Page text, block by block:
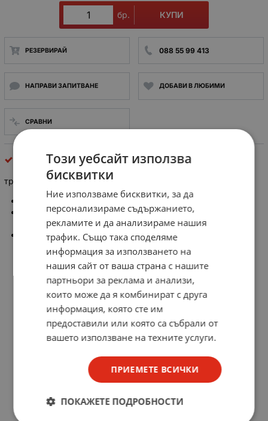
бр. КУПИ
РЕЗЕРВИРАЙ 088 55 99 413
НАПРАВИ ЗАПИТВАНЕ ДОБАВИ В ЛЮБИМИ
СРАВНИ
други трансформатори
трансформатор MAJESTIC U1:2x110V, U2 1X120V VA250
производител MAJESTIC TRANSFORMER CO
Първично напрежение: 11OV AC 120V AC 50Hz 60Hz
VA250
Вторично напрежение 1: 26.5v 9.5A
Този уебсайт използва
бисквитки
Ние използваме бисквитки, за да
персонализираме съдържанието,
рекламите и да анализираме нашия
трафик. Също така споделяме
информация за използването на
нашия сайт от ваша страна с нашите
партньори за реклама и анализи,
които може да я комбинират с друга
информация, която сте им
предоставили или която са събрали от
вашето използване на техните услуги.
ПРИЕМЕТЕ ВСИЧКИ
ПОКАЖЕТЕ ПОДРОБНОСТИ